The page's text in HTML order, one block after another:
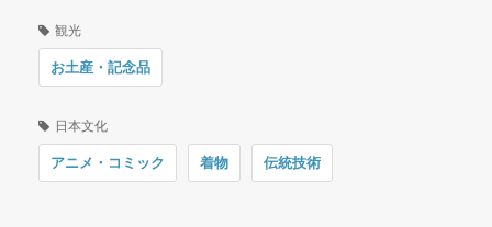
観光
お土産・記念品
日本文化
アニメ・コミック 着物 伝統技術